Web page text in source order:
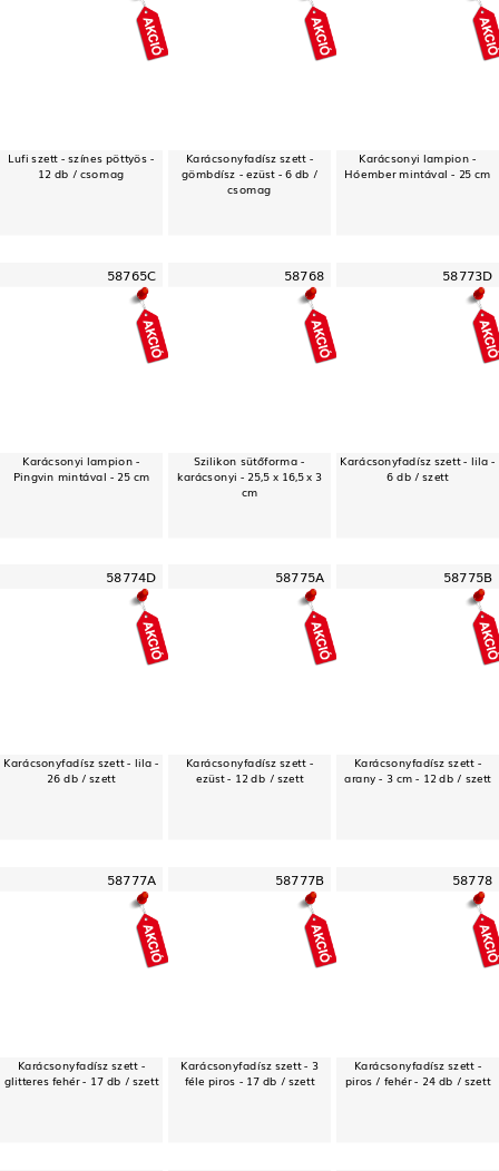
Lufi szett - színes pöttyös -
12 db / csomag
Karácsonyfadísz szett -
gömbdísz - ezüst - 6 db /
csomag
Karácsonyi lampion -
Hóember mintával - 25 cm
58765C
Karácsonyi lampion -
Pingvin mintával - 25 cm
58768
Szilikon sütőforma -
karácsonyi - 25,5 x 16,5 x 3
cm
58773D
Karácsonyfadísz szett - lila -
6 db / szett
58774D
Karácsonyfadísz szett - lila -
26 db / szett
58775A
Karácsonyfadísz szett -
ezüst - 12 db / szett
58775B
Karácsonyfadísz szett -
arany - 3 cm - 12 db / szett
58777A
Karácsonyfadísz szett -
glitteres fehér - 17 db / szett
58777B
Karácsonyfadísz szett - 3
féle piros - 17 db / szett
58778
Karácsonyfadísz szett -
piros / fehér - 24 db / szett